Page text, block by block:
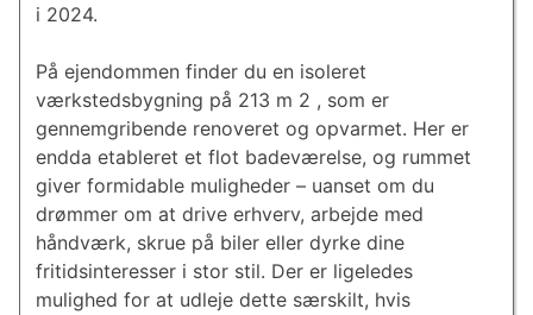
i 2024.
På ejendommen finder du en isoleret
værkstedsbygning på 213 m 2 , som er
gennemgribende renoveret og opvarmet. Her er
endda etableret et flot badeværelse, og rummet
giver formidable muligheder – uanset om du
drømmer om at drive erhverv, arbejde med
håndværk, skrue på biler eller dyrke dine
fritidsinteresser i stor stil. Der er ligeledes
mulighed for at udleje dette særskilt, hvis